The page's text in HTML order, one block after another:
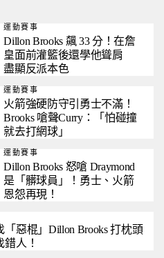
運動賽事
Dillon Brooks 飆 33 分！在詹
皇面前灌籃後還學他聳肩
盡顯反派本色
運動賽事
火箭強硬防守引勇士不滿！
Brooks 嗆聲Curry：「怕碰撞
就去打網球」
運動賽事
Dillon Brooks 怒嗆 Draymond
是「髒球員」！勇士、火箭
恩怨再現！
惡棍」Dillon Brooks 打枕頭
人！